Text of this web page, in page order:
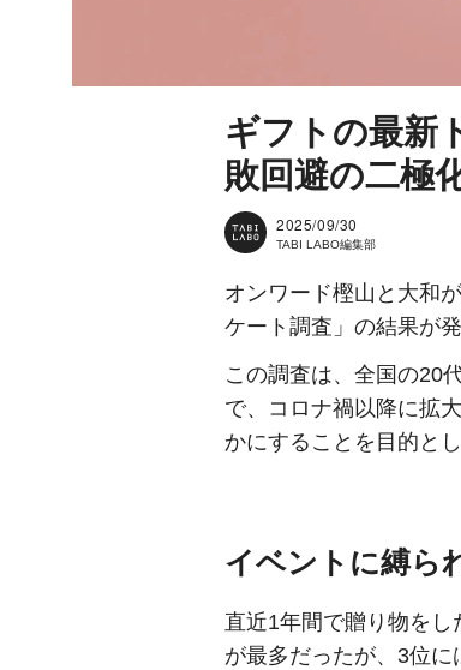
ギフトの最新
敗回避の二極
2025/09/30
TABI LABO編集部
オンワード樫山と大和
ケート調査」の結果が発
この調査は、全国の20
で、コロナ禍以降に拡
かにすることを目的とし
イベントに縛ら
直近1年間で贈り物をし
が最多だったが、3位に